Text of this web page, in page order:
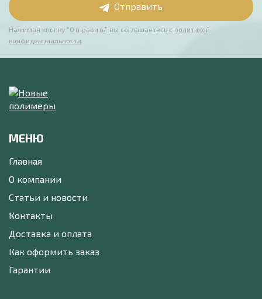
Отправить
Нажимая кнопку “Отправить” вы соглашаетесь с политикой
конфиденциальности
МЕНЮ
Главная
О компании
Статьи и новости
Контакты
Доставка и оплата
Как оформить заказ
Гарантии